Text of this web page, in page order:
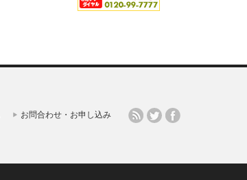
お問合わせ・お申し込み